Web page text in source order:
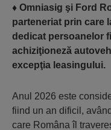
♦ Omniasig şi Ford
parteneriat prin care
dedicat persoanelor
achiziţioneză
excepţia leasingului.
Anul 2026 este
fiind un an dificil,
care Româna îl